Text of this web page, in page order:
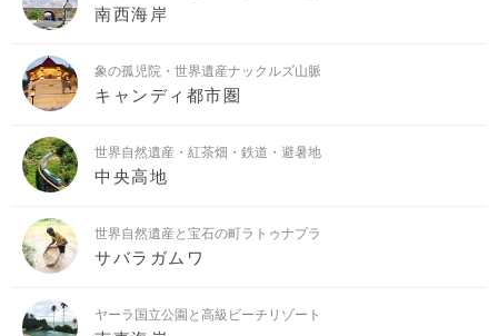
南西海岸
象の孤児院・世界遺産ナックルズ山脈
キャンディ都市圏
世界自然遺産・紅茶畑・鉄道・避暑地
中央高地
世界自然遺産と宝石の町ラトゥナプラ
サバラガムワ
ヤーラ国立公園と高級ビーチリゾート